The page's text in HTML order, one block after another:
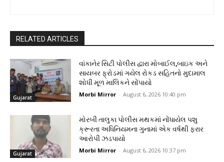
RELATED ARTICLES
Gujarat
વાંકાનેર સિટી પોલીસ દ્વારા મોબાઈલ,બાઇક અને
સાયબર ફ્રોડમાં ગયેલ રોકડ સહિતનો મુદામાલ
શોધી મૂળ માલિકને સોંપાયો
Morbi Mirror - August 6, 2026 10:40 pm
Gujarat
મોરબી તાલુકા પોલીસ મથકમાં નોંધાયેલ પશુ
ક્રૂરતા અધિનિયમના ગુનામાં એક વર્ષથી ફરાર
આરોપી ઝડપાયો
Morbi Mirror - August 6, 2026 10:37 pm